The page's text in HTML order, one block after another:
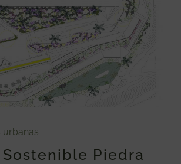
urbanas
Piedra